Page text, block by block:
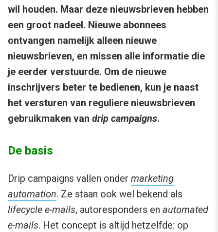
wil houden. Maar deze nieuwsbrieven hebben
een groot nadeel. Nieuwe abonnees
ontvangen namelijk alleen nieuwe
nieuwsbrieven, en missen alle informatie die
je eerder verstuurde. Om de nieuwe
inschrijvers beter te bedienen, kun je naast
het versturen van reguliere nieuwsbrieven
gebruikmaken van drip campaigns.
De basis
Drip campaigns vallen onder marketing
automation. Ze staan ook wel bekend als
lifecycle e-mails, autoresponders en automated
e-mails. Het concept is altijd hetzelfde: op